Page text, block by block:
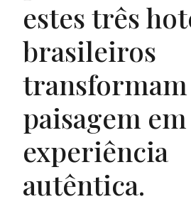
estes três
brasileiros
transformam
paisagem em
experiência
autêntica.